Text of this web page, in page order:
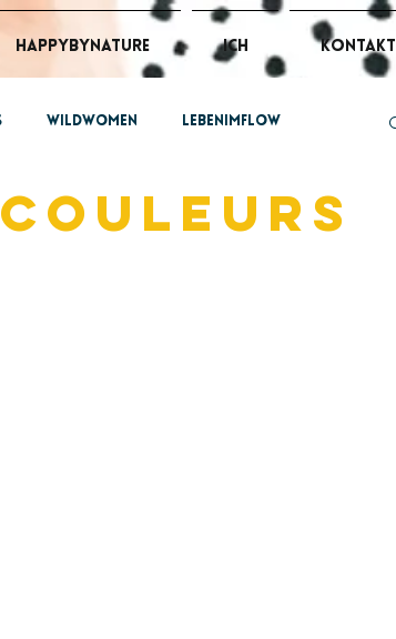
HappybyNature ich kontakt
wildwomen lebenimflow